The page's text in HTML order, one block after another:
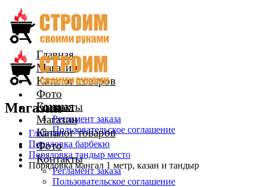
Главная
Магазин
Каталог товаров
Фото
Контакты
Регламент заказа
Пользовательское соглашение
Главная
Магазин
Каталог товаров
Фото
Контакты
Регламент заказа
Пользовательское соглашение
Магазин
Главная
Порядовка барбекю
Порядовка тандыр место
Порядовка мангал 1 метр, казан и тандыр